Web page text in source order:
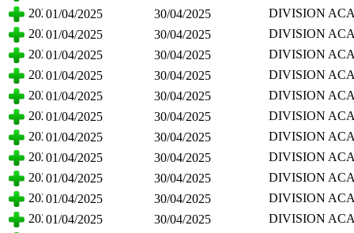
CIENCIAS
202501/04/2025 30/04/2025
DIVISION
CIENCIAS
202501/04/2025 30/04/2025
DIVISION
CIENCIAS
202501/04/2025 30/04/2025
DIVISION
CIENCIAS
202501/04/2025 30/04/2025
DIVISION
CIENCIAS
202501/04/2025 30/04/2025
DIVISION
CIENCIAS
202501/04/2025 30/04/2025
DIVISION
CIENCIAS
202501/04/2025 30/04/2025
DIVISION
CIENCIAS
202501/04/2025 30/04/2025
DIVISION
CIENCIAS
202501/04/2025 30/04/2025
DIVISION
CIENCIAS
202501/04/2025 30/04/2025
DIVISION
CIENCIAS
202501/04/2025 30/04/2025
DIVISION